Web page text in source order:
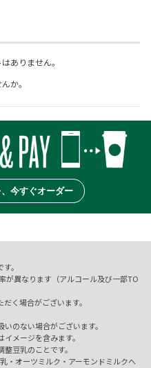
ありません。
か。
今すぐオーダー
。
が異なります（アルコール及び一部TO
く場合がございます。
のない場合がございます。
メージを含みます。
豆乳のことです。
・オーツミルク・アーモンドミルクへ